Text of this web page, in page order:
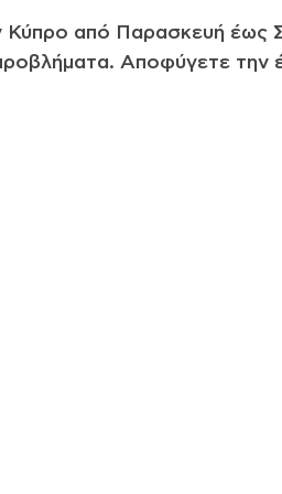
Κύπρο από Παρασκευή
Αποφύγετε την